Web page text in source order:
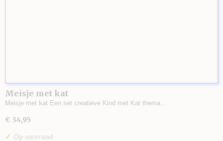
Meisje met kat
Meisje met kat Een set creatieve Kind met Kat thema…
€ 34,95
✓ Op voorraad